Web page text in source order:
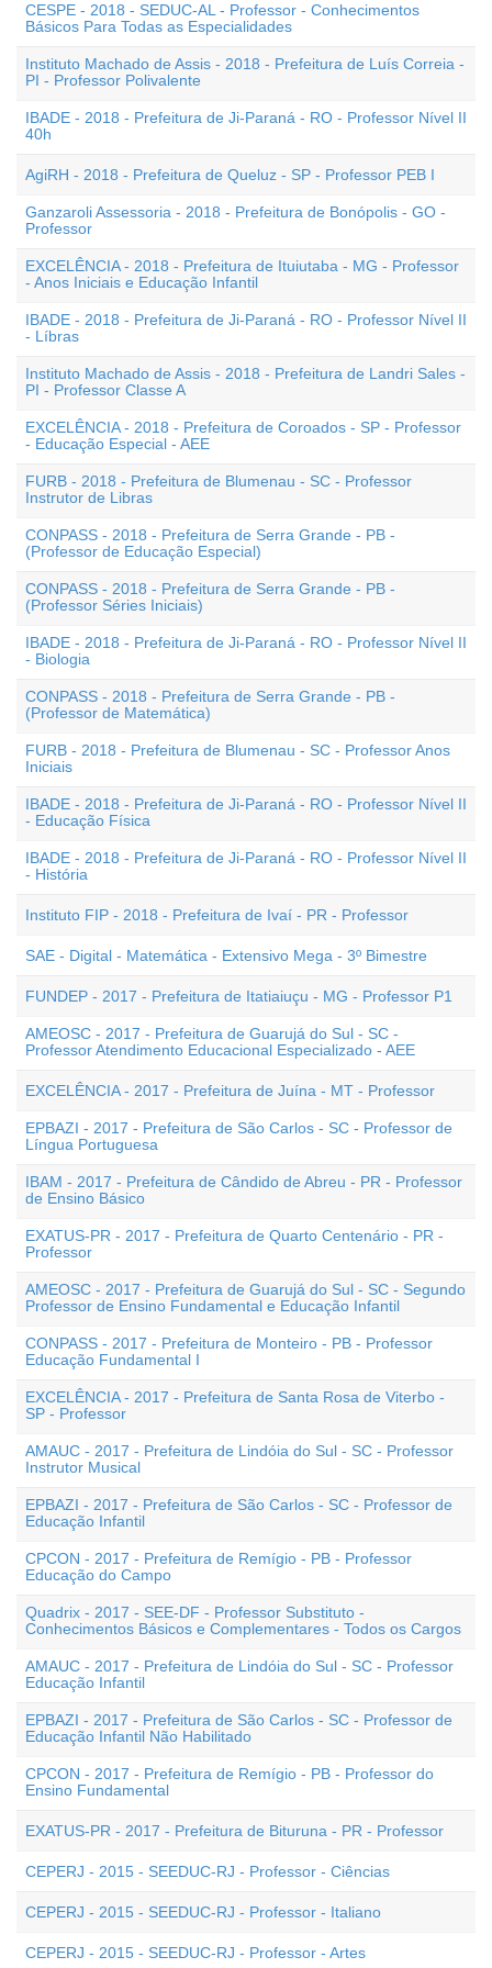
CESPE - 2018 - SEDUC-AL - Professor - Conhecimentos
Básicos Para Todas as Especialidades
Instituto Machado de Assis - 2018 - Prefeitura de Luís Correia -
PI - Professor Polivalente
IBADE - 2018 - Prefeitura de Ji-Paraná - RO - Professor Nível II
40h
AgiRH - 2018 - Prefeitura de Queluz - SP - Professor PEB I
Ganzaroli Assessoria - 2018 - Prefeitura de Bonópolis - GO -
Professor
EXCELÊNCIA - 2018 - Prefeitura de Ituiutaba - MG - Professor
- Anos Iniciais e Educação Infantil
IBADE - 2018 - Prefeitura de Ji-Paraná - RO - Professor Nível II
- Líbras
Instituto Machado de Assis - 2018 - Prefeitura de Landri Sales -
PI - Professor Classe A
EXCELÊNCIA - 2018 - Prefeitura de Coroados - SP - Professor
- Educação Especial - AEE
FURB - 2018 - Prefeitura de Blumenau - SC - Professor
Instrutor de Libras
CONPASS - 2018 - Prefeitura de Serra Grande - PB -
(Professor de Educação Especial)
CONPASS - 2018 - Prefeitura de Serra Grande - PB -
(Professor Séries Iniciais)
IBADE - 2018 - Prefeitura de Ji-Paraná - RO - Professor Nível II
- Biologia
CONPASS - 2018 - Prefeitura de Serra Grande - PB -
(Professor de Matemática)
FURB - 2018 - Prefeitura de Blumenau - SC - Professor Anos
Iniciais
IBADE - 2018 - Prefeitura de Ji-Paraná - RO - Professor Nível II
- Educação Física
IBADE - 2018 - Prefeitura de Ji-Paraná - RO - Professor Nível II
- História
Instituto FIP - 2018 - Prefeitura de Ivaí - PR - Professor
SAE - Digital - Matemática - Extensivo Mega - 3º Bimestre
FUNDEP - 2017 - Prefeitura de Itatiaiuçu - MG - Professor P1
AMEOSC - 2017 - Prefeitura de Guarujá do Sul - SC -
Professor Atendimento Educacional Especializado - AEE
EXCELÊNCIA - 2017 - Prefeitura de Juína - MT - Professor
EPBAZI - 2017 - Prefeitura de São Carlos - SC - Professor de
Língua Portuguesa
IBAM - 2017 - Prefeitura de Cândido de Abreu - PR - Professor
de Ensino Básico
EXATUS-PR - 2017 - Prefeitura de Quarto Centenário - PR -
Professor
AMEOSC - 2017 - Prefeitura de Guarujá do Sul - SC - Segundo
Professor de Ensino Fundamental e Educação Infantil
CONPASS - 2017 - Prefeitura de Monteiro - PB - Professor
Educação Fundamental I
EXCELÊNCIA - 2017 - Prefeitura de Santa Rosa de Viterbo -
SP - Professor
AMAUC - 2017 - Prefeitura de Lindóia do Sul - SC - Professor
Instrutor Musical
EPBAZI - 2017 - Prefeitura de São Carlos - SC - Professor de
Educação Infantil
CPCON - 2017 - Prefeitura de Remígio - PB - Professor
Educação do Campo
Quadrix - 2017 - SEE-DF - Professor Substituto -
Conhecimentos Básicos e Complementares - Todos os Cargos
AMAUC - 2017 - Prefeitura de Lindóia do Sul - SC - Professor
Educação Infantil
EPBAZI - 2017 - Prefeitura de São Carlos - SC - Professor de
Educação Infantil Não Habilitado
CPCON - 2017 - Prefeitura de Remígio - PB - Professor do
Ensino Fundamental
EXATUS-PR - 2017 - Prefeitura de Bituruna - PR - Professor
CEPERJ - 2015 - SEEDUC-RJ - Professor - Ciências
CEPERJ - 2015 - SEEDUC-RJ - Professor - Italiano
CEPERJ - 2015 - SEEDUC-RJ - Professor - Artes